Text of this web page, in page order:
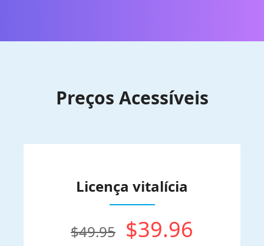
Preços Acessíveis
Licença vitalícia
$49.95 $39.96